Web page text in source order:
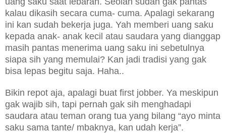
kalau dikasih secara cuma- cuma. Apalagi sekarang
ini kan sudah bekerja juga. Yah memberi uang saku
kepada anak- anak kecil atau saudara yang dianggap
masih pantas menerima uang saku ini sebetulnya
siapa sih yang memulai? Kan jadi tradisi yang gak
bisa lepas begitu saja. Haha..
Bikin repot aja, apalagi buat first jobber. Ya meskipun
gak wajib sih, tapi pernah gak sih menghadapi
saudara atau teman orang tua yang bilang “ayo minta
saku sama tante/ mbaknya, kan udah kerja”.